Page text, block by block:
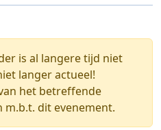
is al langere tijd niet
langer actueel!
het betreffende
dit evenement.